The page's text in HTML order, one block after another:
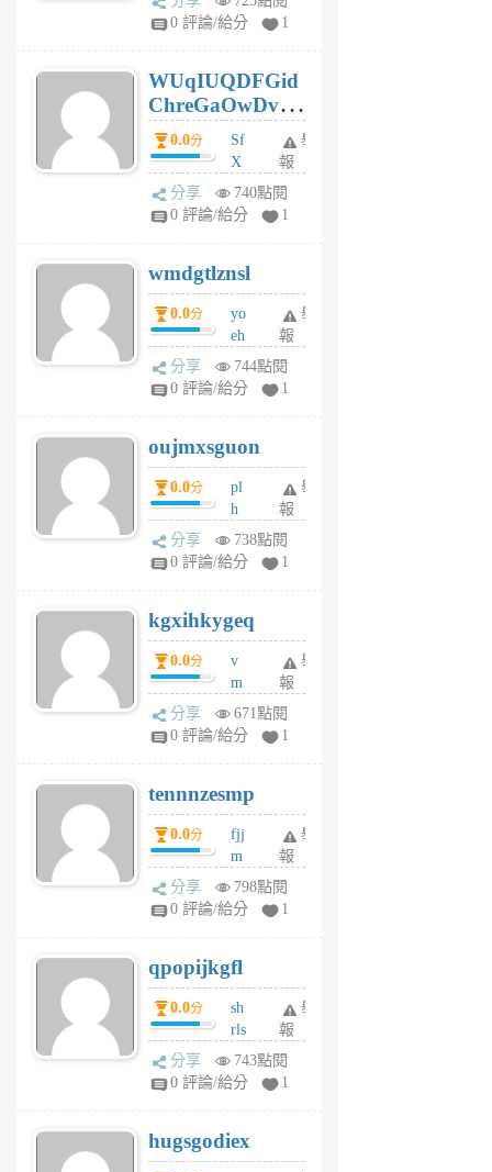
gl
個
月
前
0 評論/給分
1
WUqIUQDFGid
ChreGaOwDv
dY0.0分
Sf
X
Pe
Jc
R
P
m
v
A
V
個
月
前
舉
報
分享
740點閱
0 評論/給分
1
wmdgtlznsl
0.0分
yo
eh
ld
gy
個
月
前
舉
報
分享
744點閱
0 評論/給分
1
oujmxsguon
0.0分
pl
h
wi
w
6
個
月
前
舉
報
分享
738點閱
0 評論/給分
1
kgxihkygeq
0.0分
v
m
sg
sr
6
個
月
前
舉
報
分享
671點閱
0 評論/給分
1
tennnzesmp
0.0分
fjj
m
w
rs
6
個
月
前
舉
報
分享
798點閱
0 評論/給分
1
qpopijkgfl
0.0分
sh
rls
k
m
6
個
舉
報
分享
743點閱
0 評論/給分
1
hugsgodiex